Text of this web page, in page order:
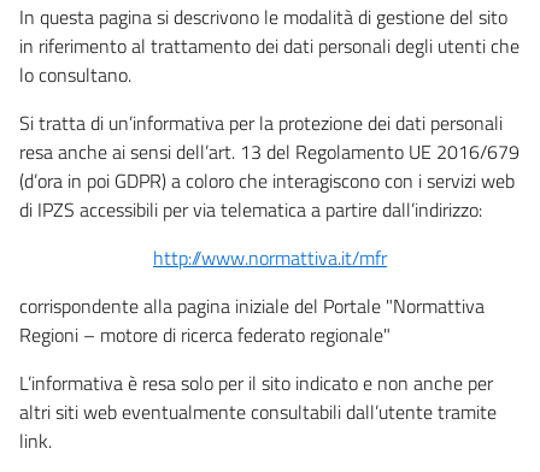
In questa pagina si descrivono le modalità di gestione del sito
in riferimento al trattamento dei dati personali degli utenti che
lo consultano.
Si tratta di un’informativa per la protezione dei dati personali
resa anche ai sensi dell’art. 13 del Regolamento UE 2016/679
(d’ora in poi GDPR) a coloro che interagiscono con i servizi web
di IPZS accessibili per via telematica a partire dall’indirizzo:
http://www.normattiva.it/mfr
corrispondente alla pagina iniziale del Portale "Normattiva
Regioni – motore di ricerca federato regionale"
L’informativa è resa solo per il sito indicato e non anche per
altri siti web eventualmente consultabili dall’utente tramite
link.